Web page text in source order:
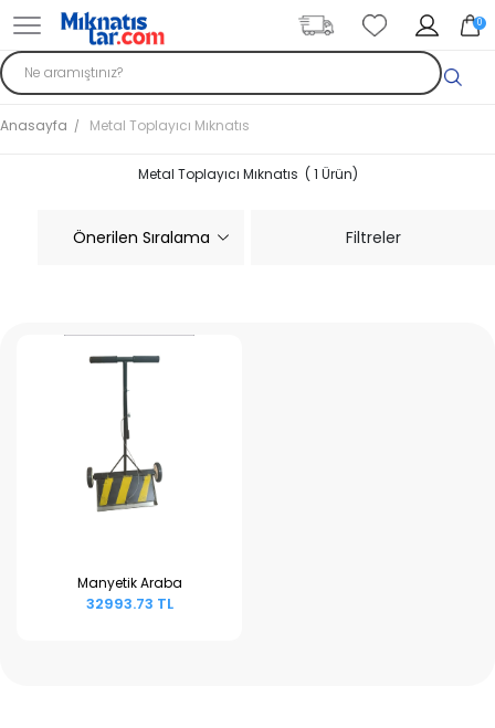
0
Anasayfa Metal Toplayıcı Mıknatıs
Filtreler
Metal Toplayıcı Mıknatıs ( 1 Ürün)
Sepete Ekle
Manyetik Araba
32993.73 TL